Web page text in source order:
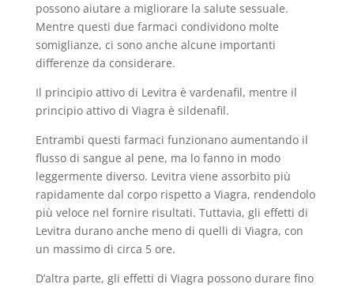
possono aiutare a migliorare la salute sessuale.
Mentre questi due farmaci condividono molte
somiglianze, ci sono anche alcune importanti
differenze da considerare.
Il principio attivo di Levitra è vardenafil, mentre il
principio attivo di Viagra è sildenafil.
Entrambi questi farmaci funzionano aumentando il
flusso di sangue al pene, ma lo fanno in modo
leggermente diverso. Levitra viene assorbito più
rapidamente dal corpo rispetto a Viagra, rendendolo
più veloce nel fornire risultati. Tuttavia, gli effetti di
Levitra durano anche meno di quelli di Viagra, con
un massimo di circa 5 ore.
D’altra parte, gli effetti di Viagra possono durare fino